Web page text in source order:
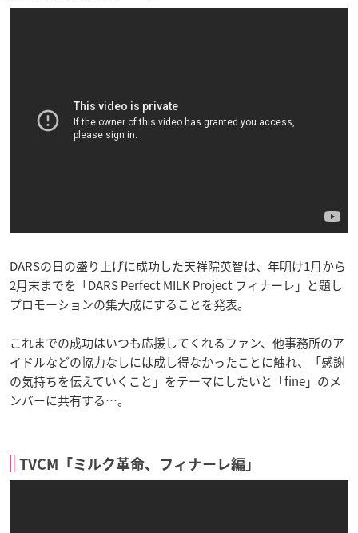
DARSの日の盛り上げに成功した天祥院英智は、年明け1月から
2月末までを「DARS Perfect MILK Project フィナーレ」と題し
プロモーションの集大成にすることを発表。
これまでの成功はいつも応援してくれるファン、他事務所のア
イドルなどの協力なしには成し得なかったことに触れ、「感謝
の気持ちを伝えていくこと」をテーマにしたいと「fine」のメ
ンバーに共有する…。
TVCM「ミルク革命、フィナーレ編」